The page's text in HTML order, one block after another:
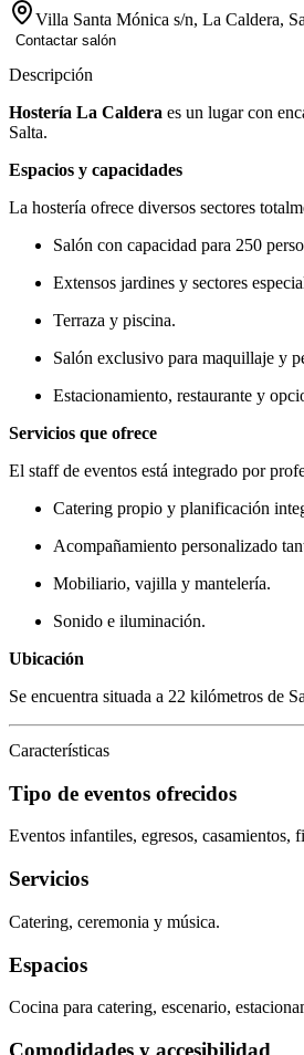
Villa Santa Mónica s/n, La Caldera,
Contactar salón
Descripción
Hostería La Caldera es un lugar con
Salta.
Espacios y capacidades
La hostería ofrece diversos sectores
Salón con capacidad para 250
Extensos jardines y sectores
Terraza y piscina.
Salón exclusivo para maquillaje y
Estacionamiento, restaurante y
Servicios que ofrece
El staff de eventos está integrado por
Catering propio y planificación
Acompañamiento personalizado
Mobiliario, vajilla y mantelería.
Sonido e iluminación.
Ubicación
Se encuentra situada a 22 kilómetros de
Características
Tipo de eventos ofrecidos
Eventos infantiles, egresos, casamientos,
Servicios
Catering, ceremonia y música.
Espacios
Cocina para catering, escenario,
Comodidades y accesibilidad